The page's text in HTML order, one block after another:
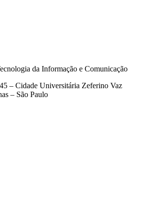
da Informação e Comunicação
– Cidade Universitária Zeferino Vaz
– São Paulo